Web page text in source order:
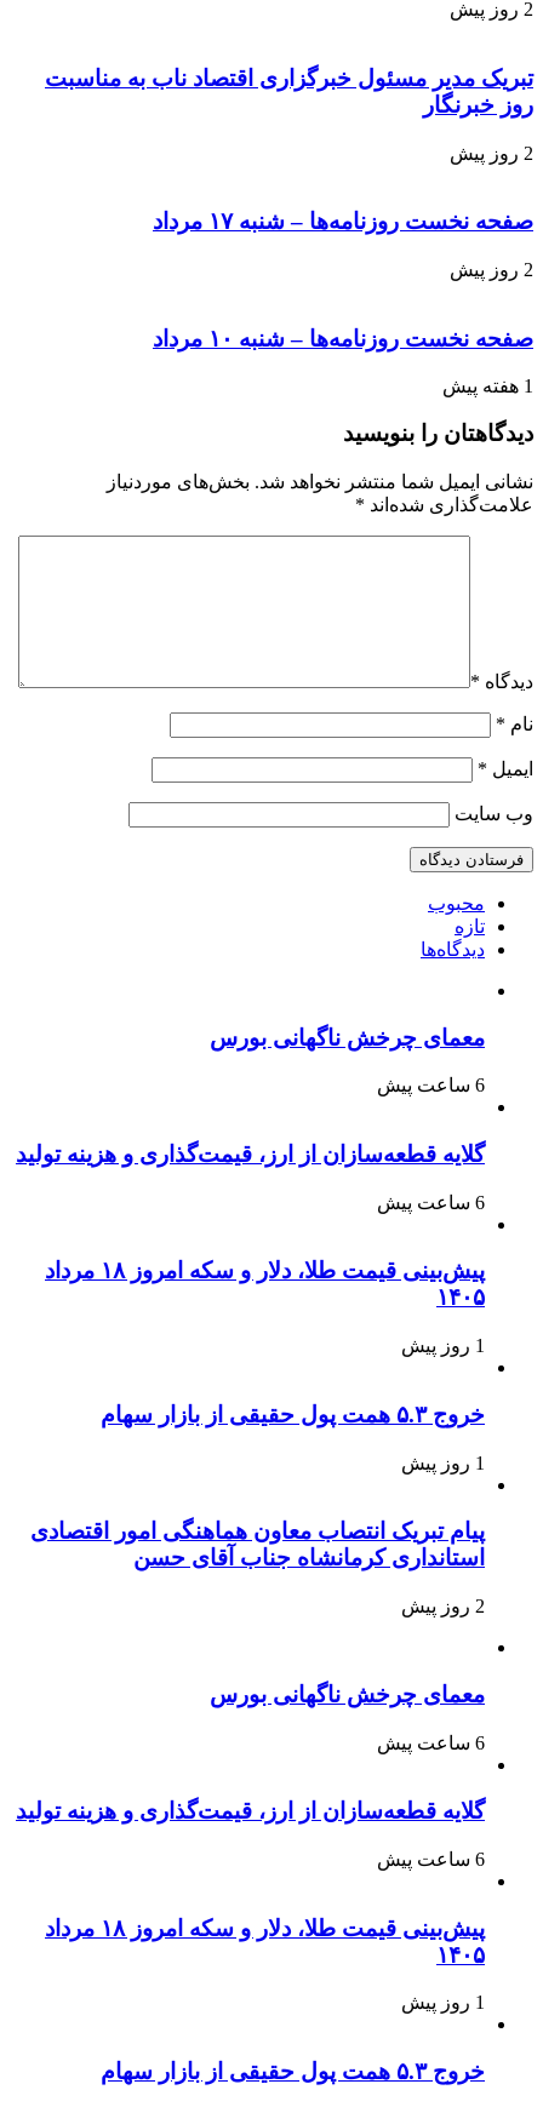
2 روز پیش
تبریک مدیر مسئول خبرگزاری اقتصاد ناب به مناسبت
روز خبرنگار
2 روز پیش
صفحه نخست روزنامه‌ها – شنبه ۱۷ مرداد
2 روز پیش
صفحه نخست روزنامه‌ها – شنبه ۱۰ مرداد
1 هفته پیش
دیدگاهتان را بنویسید
نشانی ایمیل شما منتشر نخواهد شد. بخش‌های موردنیاز
علامت‌گذاری شده‌اند *
دیدگاه *
نام *
ایمیل *
وب‌ سایت
محبوب
تازه
دیدگاه‌ها
معمای چرخش ناگهانی بورس
6 ساعت پیش
گلایه قطعه‌سازان از ارز، قیمت‌گذاری و هزینه تولید
6 ساعت پیش
پیش‌بینی قیمت طلا، دلار و سکه امروز ۱۸ مرداد
۱۴۰۵
1 روز پیش
خروج ۵.۳ همت پول حقیقی از بازار سهام
1 روز پیش
پیام تبریک انتصاب معاون هماهنگی امور اقتصادی
استانداری کرمانشاه جناب آقای حسن
2 روز پیش
معمای چرخش ناگهانی بورس
6 ساعت پیش
گلایه قطعه‌سازان از ارز، قیمت‌گذاری و هزینه تولید
6 ساعت پیش
پیش‌بینی قیمت طلا، دلار و سکه امروز ۱۸ مرداد
۱۴۰۵
1 روز پیش
خروج ۵.۳ همت پول حقیقی از بازار سهام